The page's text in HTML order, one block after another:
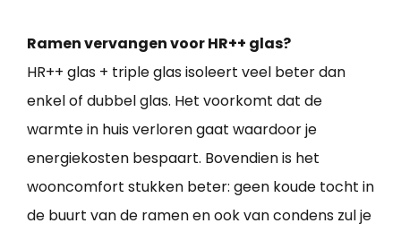
Ramen vervangen voor HR++ glas?
HR++ glas + triple glas isoleert veel beter dan
enkel of dubbel glas. Het voorkomt dat de
warmte in huis verloren gaat waardoor je
energiekosten bespaart. Bovendien is het
wooncomfort stukken beter: geen koude tocht in
de buurt van de ramen en ook van condens zul je